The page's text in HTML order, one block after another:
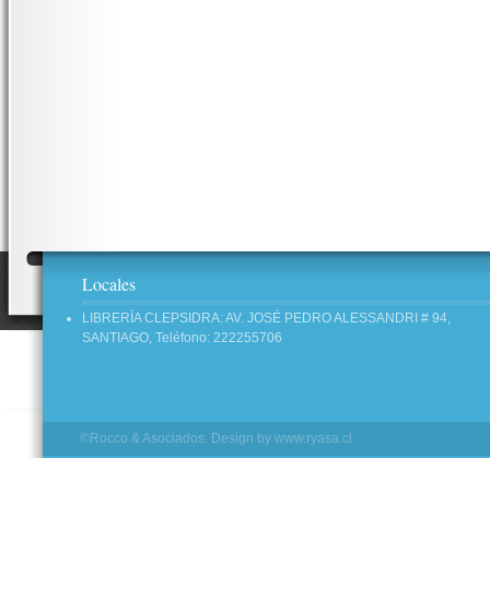
Locales
LIBRERÍA CLEPSIDRA: AV. JOSÉ PEDRO ALESSANDRI # 94,
SANTIAGO, Teléfono: 222255706
©Rocco & Asociados. Design by www.ryasa.cl